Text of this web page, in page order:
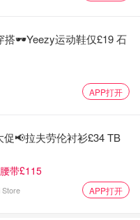
搭🕶️Yeezy运动鞋仅£19 石
APP打开
促📢拉夫劳伦衬衫£34 TB
带£115
Store APP打开